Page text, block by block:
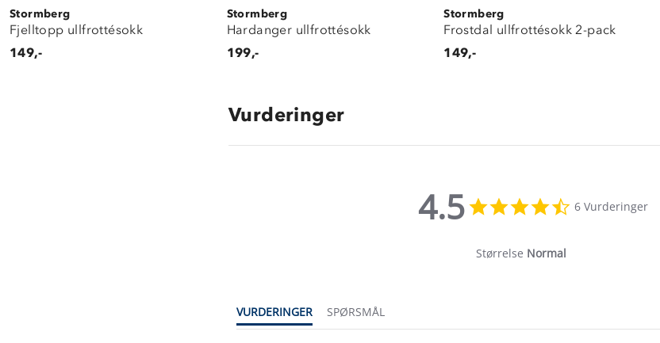
Stormberg
Fjelltopp ullfrottésokk
149,-
Stormberg
Hardanger ullfrottésokk
199,-
Stormberg
Frostdal ullfrottésokk 2-pack
149,-
Vurderinger
4.5
star
6 Vurderinger
Størrelse Normal
VURDERINGER
SPØRSMÅL